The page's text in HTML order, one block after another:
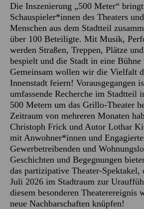
Die Inszenierung „500 Meter“ bringt
Schauspieler*innen des Theaters
Menschen aus dem Stadtteil
über 100 Beteiligte. Mit Musik,
werden Straßen, Treppen, Plätze
bespielt und die Stadt in eine Bühne
Gemeinsam wollen wir die Vielfalt
Innenstadt feiern! Vorausgegangen
umfassende Recherche im Stadtteil
500 Metern um das Grillo-Theater
Zeitraum von mehreren Monaten
Christoph Frick und Autor Lothar
mit Anwohner*innen und
Gewerbetreibenden und
Geschichten und Begegnungen
das partizipative Theater-Spektakel,
Juli 2026 im Stadtraum zur
diesem besonderen Theaterereignis
neue Nachbarschaften knüpfen!